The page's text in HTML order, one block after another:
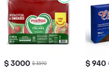
$ 3000 $ 3590 $ 940